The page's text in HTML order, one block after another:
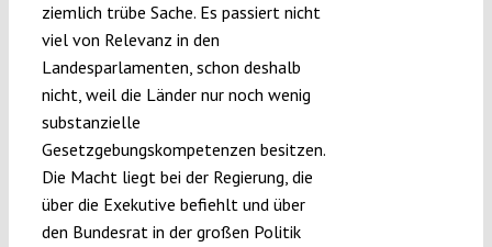
Projects
ziemlich trübe Sache. Es passiert nicht
viel von Relevanz in den
Landesparlamenten, schon deshalb
nicht, weil die Länder nur noch wenig
substanzielle
Gesetzgebungskompetenzen besitzen.
Die Macht liegt bei der Regierung, die
über die Exekutive befiehlt und über
den Bundesrat in der großen Politik